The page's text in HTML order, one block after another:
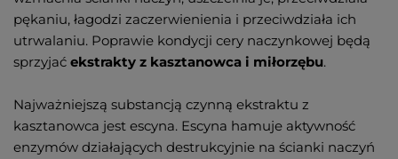
pękaniu, łagodzi zaczerwienienia i przeciwdziała ich
utrwalaniu. Poprawie kondycji cery naczynkowej będą
sprzyjać ekstrakty z kasztanowca i miłorzębu.
Najważniejszą substancją czynną ekstraktu z
kasztanowca jest escyna. Escyna hamuje aktywność
enzymów działających destrukcyjnie na ścianki naczyń